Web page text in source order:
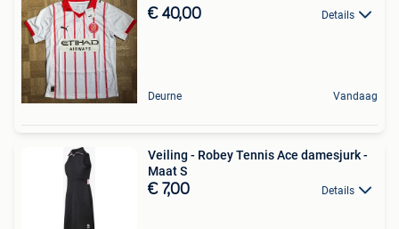
€ 40,00 Details
Deurne Vandaag
Veiling - Robey Tennis Ace damesjurk -
Maat S
€ 7,00 Details